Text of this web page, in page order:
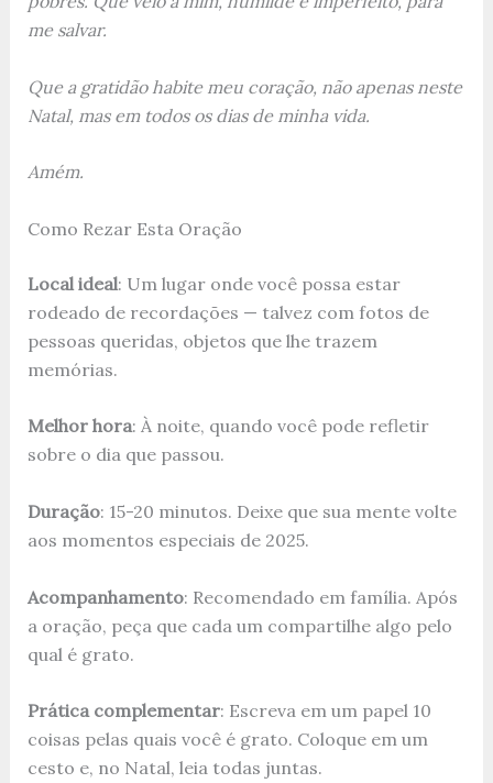
me salvar.
Que a gratidão habite meu coração, não apenas neste
Natal, mas em todos os dias de minha vida.
Amém.
Como Rezar Esta Oração
Local ideal: Um lugar onde você possa estar
rodeado de recordações — talvez com fotos de
pessoas queridas, objetos que lhe trazem
memórias.
Melhor hora: À noite, quando você pode refletir
sobre o dia que passou.
Duração: 15-20 minutos. Deixe que sua mente volte
aos momentos especiais de 2025.
Acompanhamento: Recomendado em família. Após
a oração, peça que cada um compartilhe algo pelo
qual é grato.
Prática complementar: Escreva em um papel 10
coisas pelas quais você é grato. Coloque em um
cesto e, no Natal, leia todas juntas.